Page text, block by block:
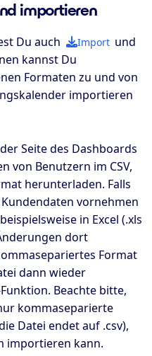
importieren
Du auch Import und
kannst Du
Formaten zu und von
importieren
Seite des Dashboards
von Benutzern im CSV,
herunterladen. Falls
vornehmen
in Excel (.xls
dort
Format
dann wieder
Beachte bitte,
kommaseparierte
Datei endet auf .csv),
importieren kann.